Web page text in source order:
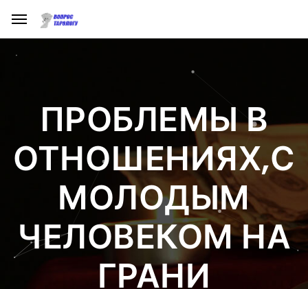
ПРОБЛЕМЫ В
ОТНОШЕНИЯХ,С
МОЛОДЫМ
ЧЕЛОВЕКОМ НА
ГРАНИ